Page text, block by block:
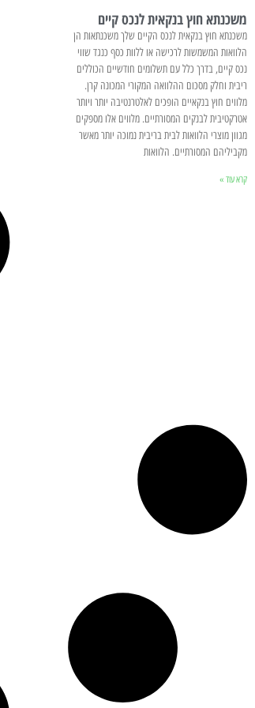
משכנתא חוץ בנקאית לנכס קיים
משכנתא חוץ בנקאית לנכס הקיים שלך משכנתאות הן
הלוואות המשמשות לרכישה או ללוות כסף כנגד שווי
נכס קיים, בדרך כלל עם תשלומים חודשיים הכוללים
ריבית וחלק מסכום ההלוואה המקורי המכונה קרן.
מלווים חוץ בנקאיים הופכים לאלטרנטיבה יותר ויותר
אטרקטיבית לבנקים המסורתיים. מלווים אלו מספקים
מגוון מוצרי הלוואות לבית בריבית נמוכה יותר מאשר
מקביליהם המסורתיים. הלוואות
קרא עוד »